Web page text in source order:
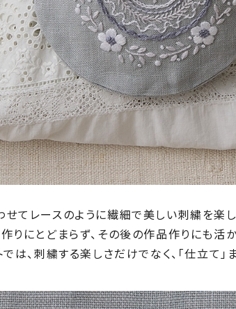
てレースのように繊細で美しい刺繍を楽し
りにとどまらず、その後の作品作りにも活
は、刺繍する楽しさだけでなく、「仕立て」